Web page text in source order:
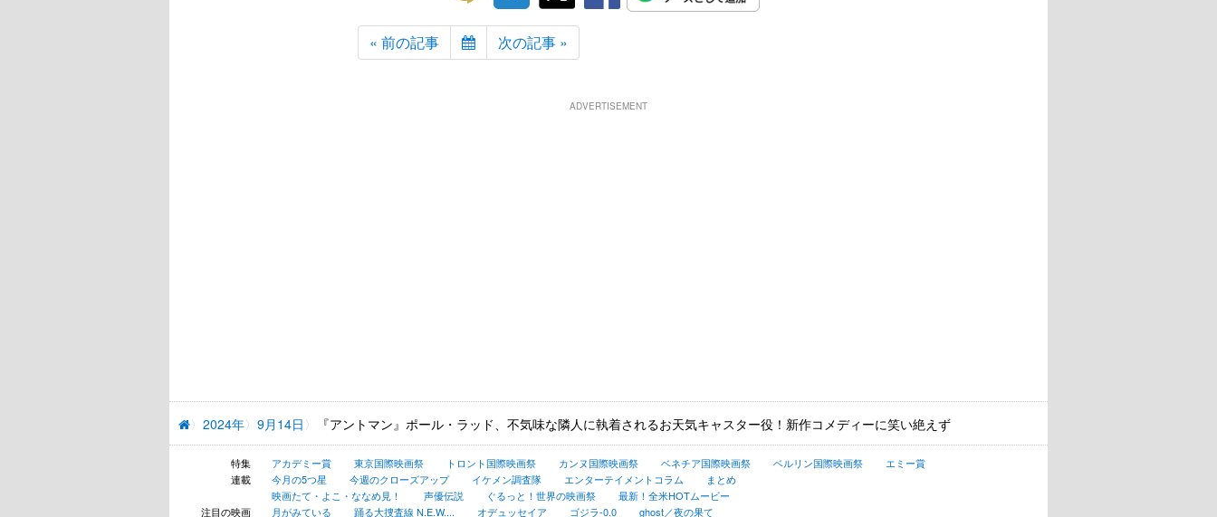
« 前の記事 次の記事 »
ADVERTISEMENT
2024年 9月14日 『アントマン』ポール・ラッド、不気味な隣人に執着されるお天気キャスター役！新作コメディーに笑い絶えず
特集 アカデミー賞 東京国際映画祭 トロント国際映画祭 カンヌ国際映画祭 ベネチア国際映画祭 ベルリン国際映画祭
エミー賞
連載
今月の5つ星 今週のクローズアップ イケメン調査隊 エンターテイメントコラム
まとめ
映画たて・よこ・ななめ見！
声優伝説 ぐるっと！世界の映画祭
最新！全米HOTムービー
注目の映画
月がみている 踊る大捜査線 N.E.W.... オデュッセイア ゴジラ-0.0 ghost／夜の果て